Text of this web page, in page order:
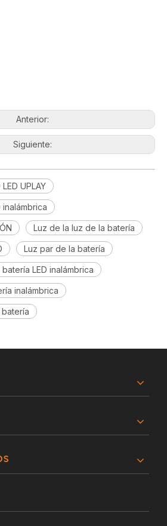
Anterior:
Siguiente:
UPLAY
inalámbrica
Luz de la luz de la batería
Luz par de la batería
LED inalámbrica
inalámbrica